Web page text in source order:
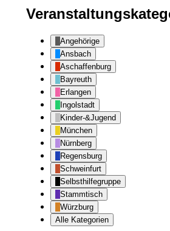
Angehörige
Ansbach
Aschaffenburg
Bayreuth
Erlangen
Ingolstadt
Kinder-&Jugend
München
Nürnberg
Regensburg
Schweinfurt
Selbsthilfegruppe
Stammtisch
Würzburg
Alle Kategorien